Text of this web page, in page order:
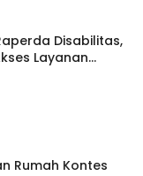
Disabilitas,
Layanan
Rumah Kontes